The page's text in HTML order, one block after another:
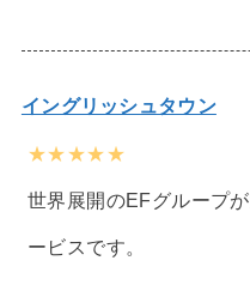
イングリッシュタウン
★★★★★
世界展開のEFグループ
ービスです。